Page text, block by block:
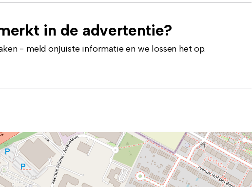
in de advertentie?
- meld onjuiste informatie en we lossen het op.